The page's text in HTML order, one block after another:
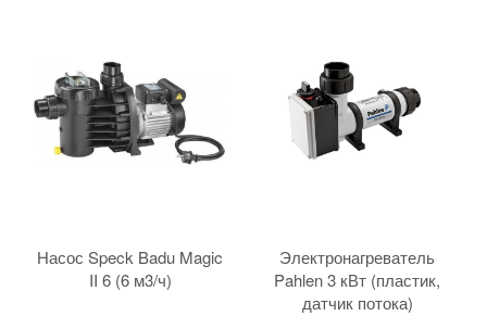
Насос Speck Badu Magic
II 6 (6 м3/ч)
Электронагреватель
Pahlen 3 кВт (пластик,
датчик потока)